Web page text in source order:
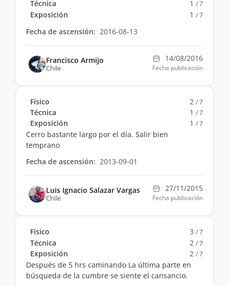
Técnica 1 / 7
Exposición 1 / 7
Fecha de ascensión: 2016-08-13
Francisco Armijo
Chile
14/08/2016
Fecha publicación
Físico 2 / 7
Técnica 1 / 7
Exposición 1 / 7
Cerro bastante largo por el día. Salir bien
temprano
Fecha de ascensión: 2013-09-01
Luis Ignacio Salazar Vargas
Chile
27/11/2015
Fecha publicación
Físico 3 / 7
Técnica 2 / 7
Exposición 2 / 7
Después de 5 hrs caminando La última parte en
búsqueda de la cumbre se siente el cansancio.